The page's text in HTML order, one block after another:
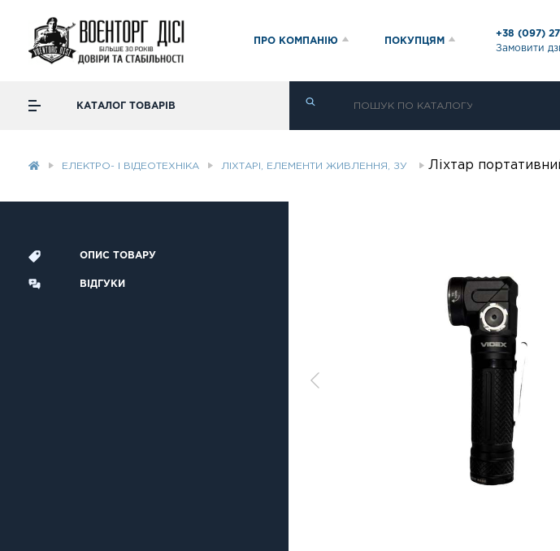
ПРО КОМПАНІЮ ПОКУПЦЯМ
+38 (097)
Замовити
КАТАЛОГ ТОВАРІВ
ЕЛЕКТРО- І ВІДЕОТЕХНІКА ЛІХТАРІ, ЕЛЕМЕНТИ ЖИВЛЕННЯ, ЗУ Ліхтар
ОПИС ТОВАРУ
ВІДГУКИ